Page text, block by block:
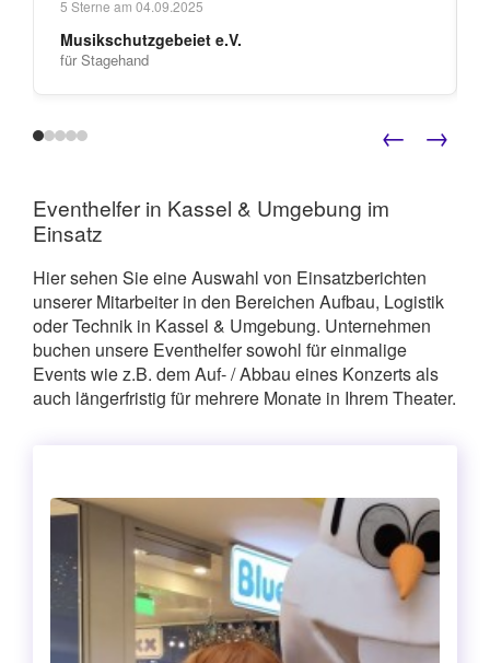
5 Sterne am 04.09.2025
Musikschutzgebeiet e.V.
für Stagehand
← →
Eventhelfer in Kassel & Umgebung im
Einsatz
Hier sehen Sie eine Auswahl von Einsatzberichten
unserer Mitarbeiter in den Bereichen Aufbau, Logistik
oder Technik in Kassel & Umgebung. Unternehmen
buchen unsere Eventhelfer sowohl für einmalige
Events wie z.B. dem Auf- / Abbau eines Konzerts als
auch längerfristig für mehrere Monate in Ihrem Theater.